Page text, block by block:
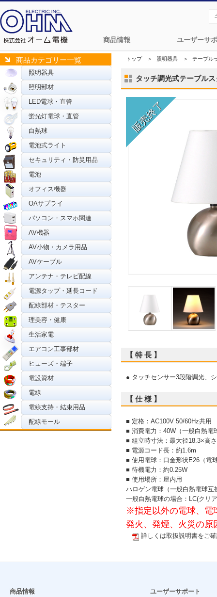
商品情報 ユーザーサ
商品カテゴリー一覧
照明器具
照明部材
LED電球・直管
蛍光灯電球・直管
白熱球
電池式ライト
セキュリティ・防災用品
電池
オフィス機器
OAサプライ
パソコン・スマホ関連
AV機器
AV小物・カメラ用品
AVケーブル
アンテナ・テレビ配線
電源タップ・延長コード
配線部材・テスター
理美容・健康
生活家電
エアコン工事部材
ヒューズ・端子
電設資材
電線
電線支持・結束用品
配線モール
トップ＞ 照明器具 ＞ テーブル
タッチ調光式テーブル
【 特 長 】
● タッチセンサー3段階調光、
【 仕 様 】
■ 定格：AC100V 50/60Hz共用
■ 消費電力：40W（一般白熱電
■ 組立時寸法：最大径18.3×高
■ 電源コード長：約1.6m
■ 使用電球：口金形状E26（電
■ 待機電力：約0.25W
■ 使用場所：屋内用
ハロゲン電球（一般白熱電球
一般白熱電球の場合：LC(クリ
※指定以外の電球、電
発火、発煙、火災の原
詳しくは取扱説明書をご
商品情報 ユーザーサポート